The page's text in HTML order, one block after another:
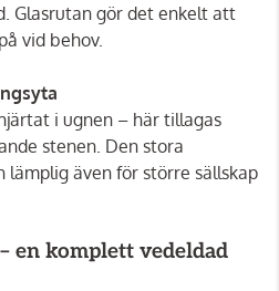
Glasrutan gör det enkelt att
vid behov.
i ugnen – här tillagas
stenen. Den stora
lämplig även för större sällskap
en komplett vedeldad